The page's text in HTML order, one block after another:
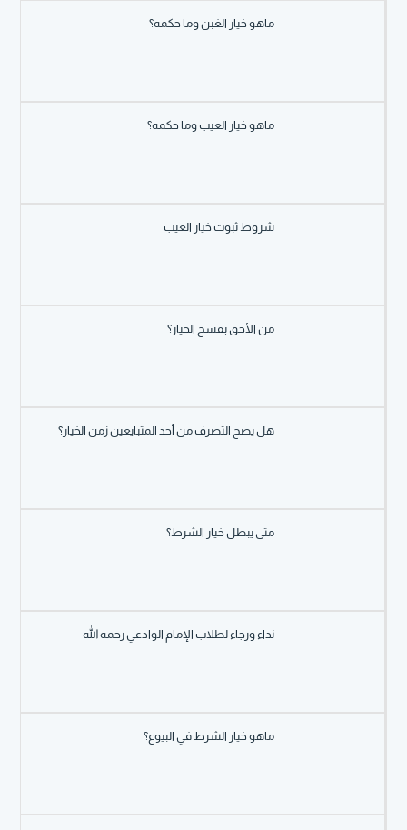
ماهو خيار الغبن وما حكمه؟
ماهو خيار العيب وما حكمه؟
شروط ثبوت خيار العيب
من الأحق بفسخ الخيار؟
هل يصح التصرف من أحد المتبايعين زمن الخيار؟
متى يبطل خيار الشرط؟
نداء ورجاء لطلاب الإمام الوادعي رحمه الله
ماهو خيار الشرط في البيوع؟